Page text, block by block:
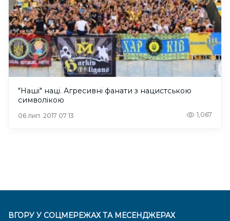
"Наші" наці. Агресивні фанати з нацистською
символікою
06 лип. 2017 07:13 1,067
ВГОРУ У СОЦМЕРЕЖАХ ТА МЕСЕНДЖЕРАХ